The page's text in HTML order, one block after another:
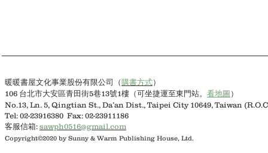
暖暖書屋文化事業股份有限公司（購書方式）
106 台北市大安區青田街5巷13號1樓（可坐捷運至東門站。 看地圖 ）
No.13, Ln. 5, Qingtian St., Da’an Dist., Taipei City 10649, Taiwan
Tel: 02-23916380 Fax: 02-23911186
客服信箱: sawph0516@gmail.com
Copyright©2020 by Sunny & Warm Publishing House, Ltd.